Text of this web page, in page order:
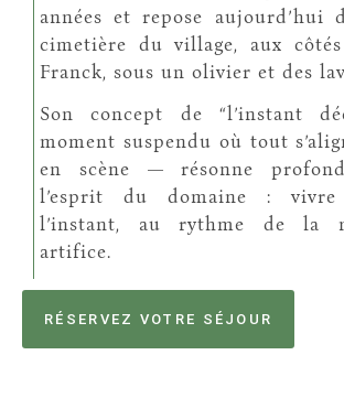
années et repose aujourd’hui
cimetière du village, aux
Franck, sous un olivier et des
Son concept de “l’instant
moment suspendu où tout
en scène — résonne
l’esprit du domaine : vivre
l’instant, au rythme de la
artifice.
RÉSERVEZ VOTRE SÉJOUR